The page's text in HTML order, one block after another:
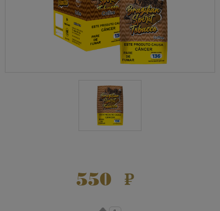
550